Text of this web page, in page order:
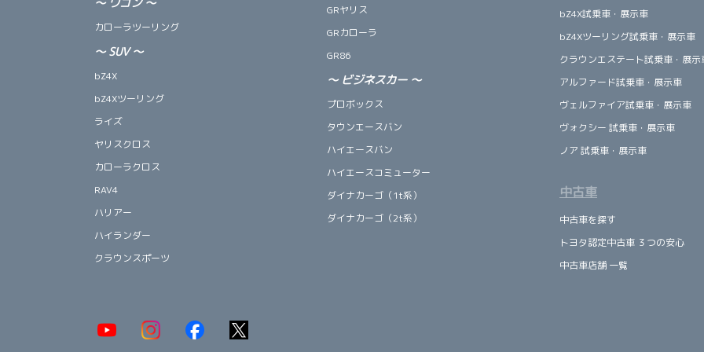
カローラツーリング
～ SUV～
bZ4X
bZ4Xツーリング
ライズ
ヤリスクロス
カローラクロス
RAV4
ハリアー
ハイランダー
クラウンスポーツ
GRヤリス
GRカローラ
GR86
～ ビジネスカー ～
プロボックス
タウンエースバン
ハイエースバン
ハイエースコミューター
ダイナカーゴ（1t系）
ダイナカーゴ（2t系）
bZ4X試乗車・展示車
bZ4Xツーリング試乗車・展示車
クラウンエステート試乗車・展示
アルファード試乗車・展示車
ヴェルファイア試乗車・展示車
ヴォクシー 試乗車・展示車
ノア 試乗車・展示車
中古車
中古車を探す
トヨタ認定中古車 ３つの安心
中古車店舗 一覧